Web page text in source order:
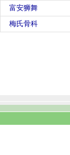
富安狮舞
梅氏骨科